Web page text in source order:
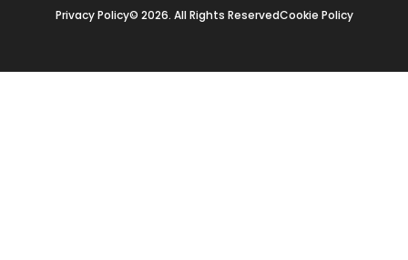
Privacy Policy© 2026. All Rights ReservedCookie Policy